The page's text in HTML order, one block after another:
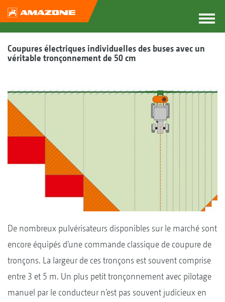
Coupures électriques individuelles des buses avec un
véritable tronçonnement de 50 cm
De nombreux pulvérisateurs disponibles sur le marché sont
encore équipés d’une commande classique de coupure de
tronçons. La largeur de ces tronçons est souvent comprise
entre 3 et 5 m. Un plus petit tronçonnement avec pilotage
manuel par le conducteur n’est pas souvent judicieux en